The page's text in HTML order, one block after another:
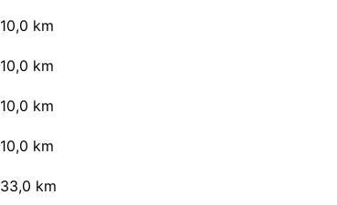
10,0 km
10,0 km
10,0 km
10,0 km
33,0 km